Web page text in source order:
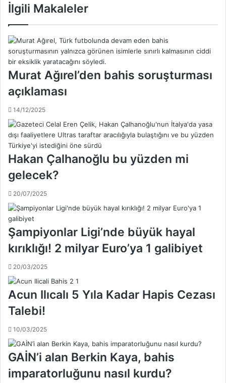
ı
n
ı
a
ı
a
d
e
d
r
a
s
y
o
n
,
d
e
r
b
i
y
i
3
-
b
h
ç
'
e
ş
k
;
D
e
r
e
a
z
ı
T
e
s
l
e
r
h
s
a
s
İlgili Makaleler
Murat Ağırel’den bahis soruşturması
açıklaması
14/12/2025
Hakan Çalhanoğlu bu yüzden mi
gelecek?
20/07/2025
Şampiyonlar Ligi’nde büyük hayal
kırıklığı! 2 milyar Euro’ya 1 galibiyet
20/03/2025
Acun Ilıcalı 5 Yıla Kadar Hapis Cezası
Talebi!
10/03/2025
GAİN’i alan Berkin Kaya, bahis
imparatorluğunu nasıl kurdu?